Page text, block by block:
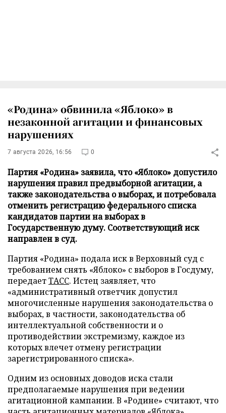
«Родина» обвинила «Яблоко» в
незаконной агитации и финансовых
нарушениях
7 августа 2026, 16:56 0
Партия «Родина» заявила, что «Яблоко» допустило
нарушения правил предвыборной агитации, а
также законодательства о выборах, и потребовала
отменить регистрацию федерального списка
кандидатов партии на выборах в
Государственную думу. Соответствующий иск
направлен в суд.
Партия «Родина» подала иск в Верховный суд с
требованием снять «Яблоко» с выборов в Госдуму,
передаетТАСС. Истец заявляет, что
«административный ответчик допустил
многочисленные нарушения законодательства о
выборах, в частности, законодательства об
интеллектуальной собственности и о
противодействии экстремизму, каждое из
которых влечет отмену регистрации
зарегистрированного списка».
Одним из основных доводов иска стали
предполагаемые нарушения при ведении
агитационной кампании. В «Родине» считают, что